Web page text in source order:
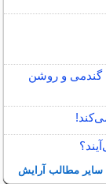
گندمی و روشن
سایر مطالب آرایش